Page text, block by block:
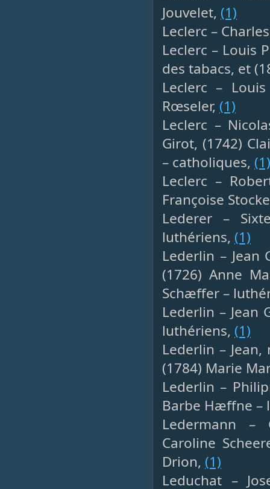
Jouvelet, (1)
Leclerc –
Leclerc – Louis
des tabacs, et
Leclerc –
Rœseler, (1)
Leclerc –
Girot, (1742)
– catholiques, (1)
Leclerc –
Françoise
Lederer –
luthériens, (1)
Lederlin – Jean
(1726) Anne
Schæffer –
Lederlin – Jean
luthériens, (1)
Lederlin –
(1784) Marie
Lederlin –
Barbe Hæffne –
Ledermann –
Caroline
Drion, (1)
Leduchat –